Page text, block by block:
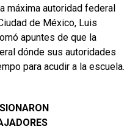
máxima autoridad federal
de México, Luis
apuntes de que la
dónde sus autoridades
para acudir a la escuela.